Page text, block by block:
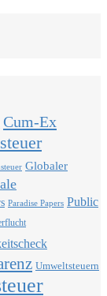
Cum-Ex
Globaler
Paradise Papers Public
Umweltsteuern